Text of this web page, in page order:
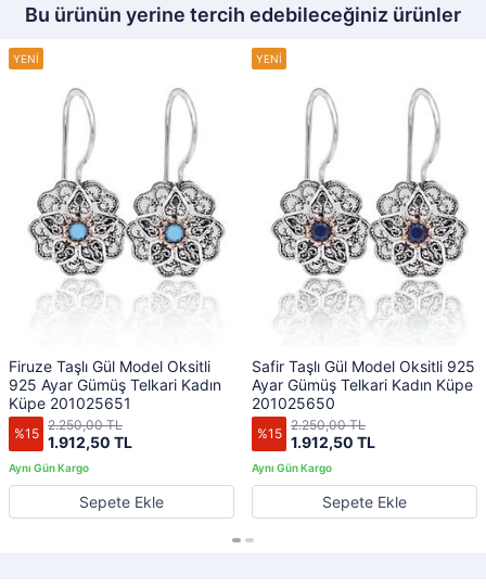
Bu ürünün yerine tercih edebileceğiniz ürünler
Firuze Taşlı Gül Model Oksitli
925 Ayar Gümüş Telkari Kadın
Küpe 201025651
%15 1.912,50 TL
2.250,00 TL
Sepete Ekle
Safir Taşlı Gül Model Oksitli 925
Ayar Gümüş Telkari Kadın Küpe
201025650
%15 1.912,50 TL
2.250,00 TL
Sepete Ekle